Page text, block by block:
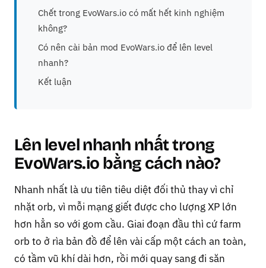
Chết trong EvoWars.io có mất hết kinh nghiệm
không?
Có nên cài bản mod EvoWars.io để lên level
nhanh?
Kết luận
Lên level nhanh nhất trong
EvoWars.io bằng cách nào?
Nhanh nhất là ưu tiên tiêu diệt đối thủ thay vì chỉ
nhặt orb, vì mỗi mạng giết được cho lượng XP lớn
hơn hẳn so với gom cầu. Giai đoạn đầu thì cứ farm
orb to ở rìa bản đồ để lên vài cấp một cách an toàn,
có tầm vũ khí dài hơn, rồi mới quay sang đi săn